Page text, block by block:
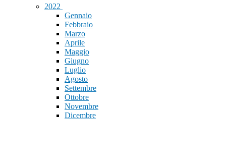
2022
Gennaio
Febbraio
Marzo
Aprile
Maggio
Giugno
Luglio
Agosto
Settembre
Ottobre
Novembre
Dicembre